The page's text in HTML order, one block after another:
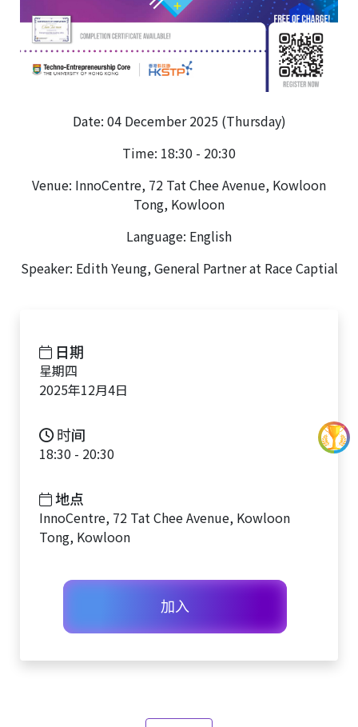
Date: 04 December 2025 (Thursday)
Time: 18:30 - 20:30
Venue: InnoCentre, 72 Tat Chee Avenue, Kowloon
Tong, Kowloon
Language: English
Speaker: Edith Yeung, General Partner at Race Captial
日期
星期四
2025年12月4日
时间
18:30 - 20:30
地点
InnoCentre, 72 Tat Chee Avenue, Kowloon
Tong, Kowloon
加入